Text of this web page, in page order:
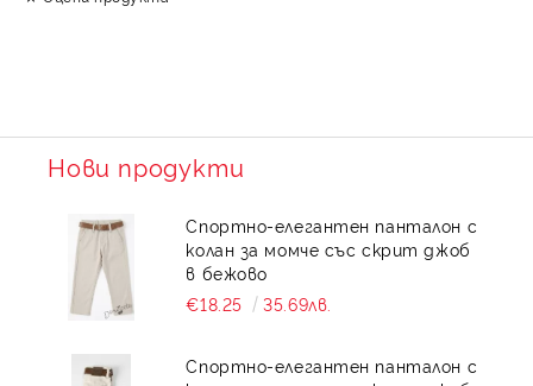
Нови продукти
Спортно-елегантен панталон с
колан за момче със скрит джоб
в бежово
€18.25
35.69лв.
Спортно-елегантен панталон с